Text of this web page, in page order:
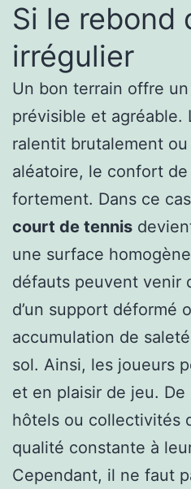
Si le rebond
irrégulier
Un bon terrain offre
prévisible et agréable.
ralentit brutalement
aléatoire, le confort de
fortement. Dans ce
court de tennis
une surface
défauts peuvent venir
d’un support déformé
accumulation de
sol. Ainsi, les joueurs
et en plaisir de jeu. De
hôtels ou collectivités
qualité constante à
Cependant, il ne faut